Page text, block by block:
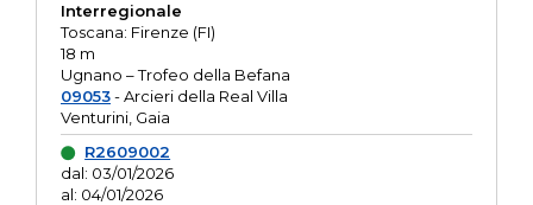
Interregionale
Toscana: Firenze (FI)
18 m
Ugnano – Trofeo della Befana
09053- Arcieri della Real Villa
Venturini, Gaia
R2609002
dal: 03/01/2026
al: 04/01/2026